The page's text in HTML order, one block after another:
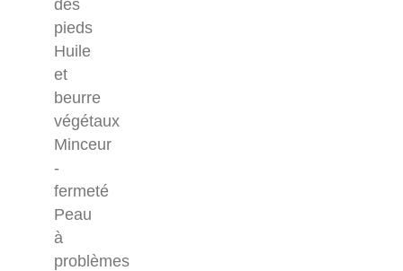
des
pieds
Huile
et
beurre
végétaux
Minceur
-
fermeté
Peau
à
problèmes